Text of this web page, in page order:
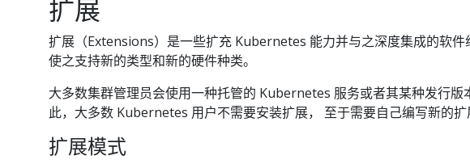
扩展
扩展（Extensions）是一些扩充 Kubernetes 能力并与之深度集成的软
使之支持新的类型和新的硬件种类。
大多数集群管理员会使用一种托管的 Kubernetes 服务或者其某种发行
此，大多数 Kubernetes 用户不需要安装扩展， 至于需要自己编写新的扩
扩展模式